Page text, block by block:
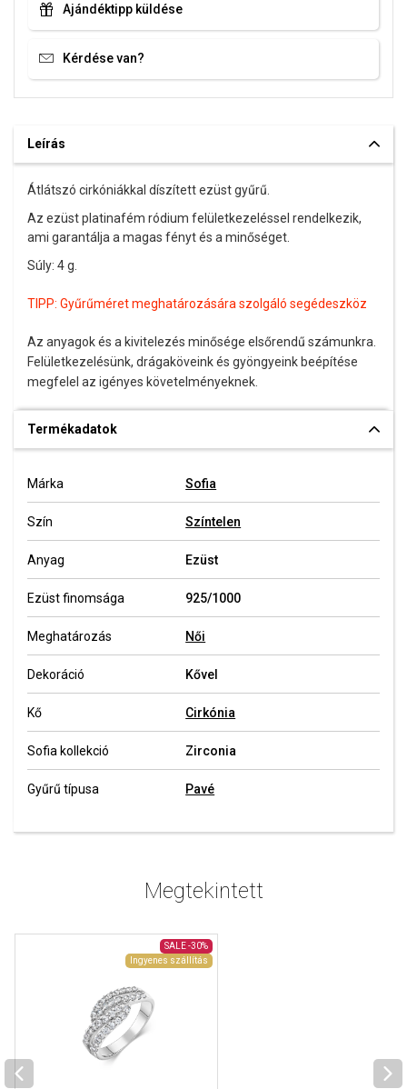
Ajándéktipp küldése
Kérdése van?
Leírás
Átlátszó cirkóniákkal díszített ezüst gyűrű.
Az ezüst platinafém ródium felületkezeléssel rendelkezik,
ami garantálja a magas fényt és a minőséget.
Súly: 4 g.
TIPP: Gyűrűméret meghatározására szolgáló segédeszköz
Az anyagok és a kivitelezés minősége elsőrendű számunkra.
Felületkezelésünk, drágaköveink és gyöngyeink beépítése
megfelel az igényes követelményeknek.
Termékadatok
Márka Sofia
Szín Színtelen
Anyag Ezüst
Ezüst finomsága 925/1000
Meghatározás Női
Dekoráció Kővel
Kő Cirkónia
Sofia kollekció Zirconia
Gyűrű típusa Pavé
Megtekintett
SALE -30%
Ingyenes szállítás